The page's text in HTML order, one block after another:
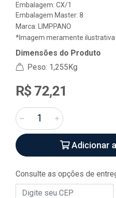
Embalagem: CX/1
Embalagem Master: 8
Marca:
LIMPPANO
*Imagem meramente ilustrativa
Dimensões do Produto
Peso: 1,255Kg
R$ 72,21
Adicionar
Consulte as opções de